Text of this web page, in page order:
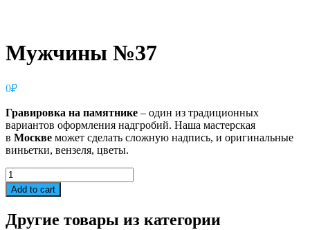
Мужчины №37
0₽
Гравировка на памятнике – один из традиционных
вариантов оформления надгробий. Наша мастерская
в Москве может сделать сложную надпись, и оригинальные
виньетки, вензеля, цветы.
Мужчины
№37
quantity
Add to cart
Другие товары из категории